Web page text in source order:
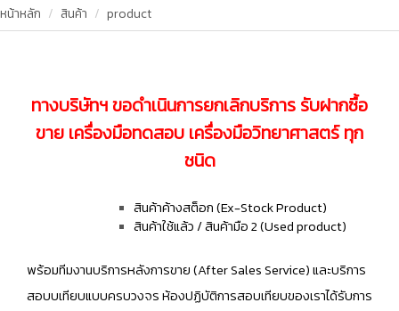
OUR WORKS
หน้าหลัก สินค้า product
ทางบริษัทฯ ขอดำเนินการยกเลิกบริการ รับฝากซื้อ
ขาย เครื่องมือทดสอบ เครื่องมือวิทยาศาสตร์ ทุก
ชนิด
สินค้าค้างสต็อก (Ex-Stock Product)
สินค้าใช้แล้ว / สินค้ามือ 2 (Used product)
พร้อมทีมงานบริการหลังการขาย (After Sales Service) และบริการ
สอบบเทียบแบบครบวงจร ห้องปฏิบัติการสอบเทียบของเราได้รับการ